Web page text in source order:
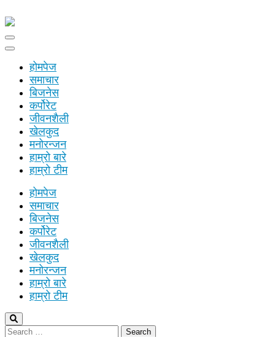
होमपेज
समाचार
बिजनेस
कर्पोरेट
जीवनशैली
खेलकुद
मनोरन्जन
हाम्रो बारे
हाम्रो टीम
होमपेज
समाचार
बिजनेस
कर्पोरेट
जीवनशैली
खेलकुद
मनोरन्जन
हाम्रो बारे
हाम्रो टीम
Search